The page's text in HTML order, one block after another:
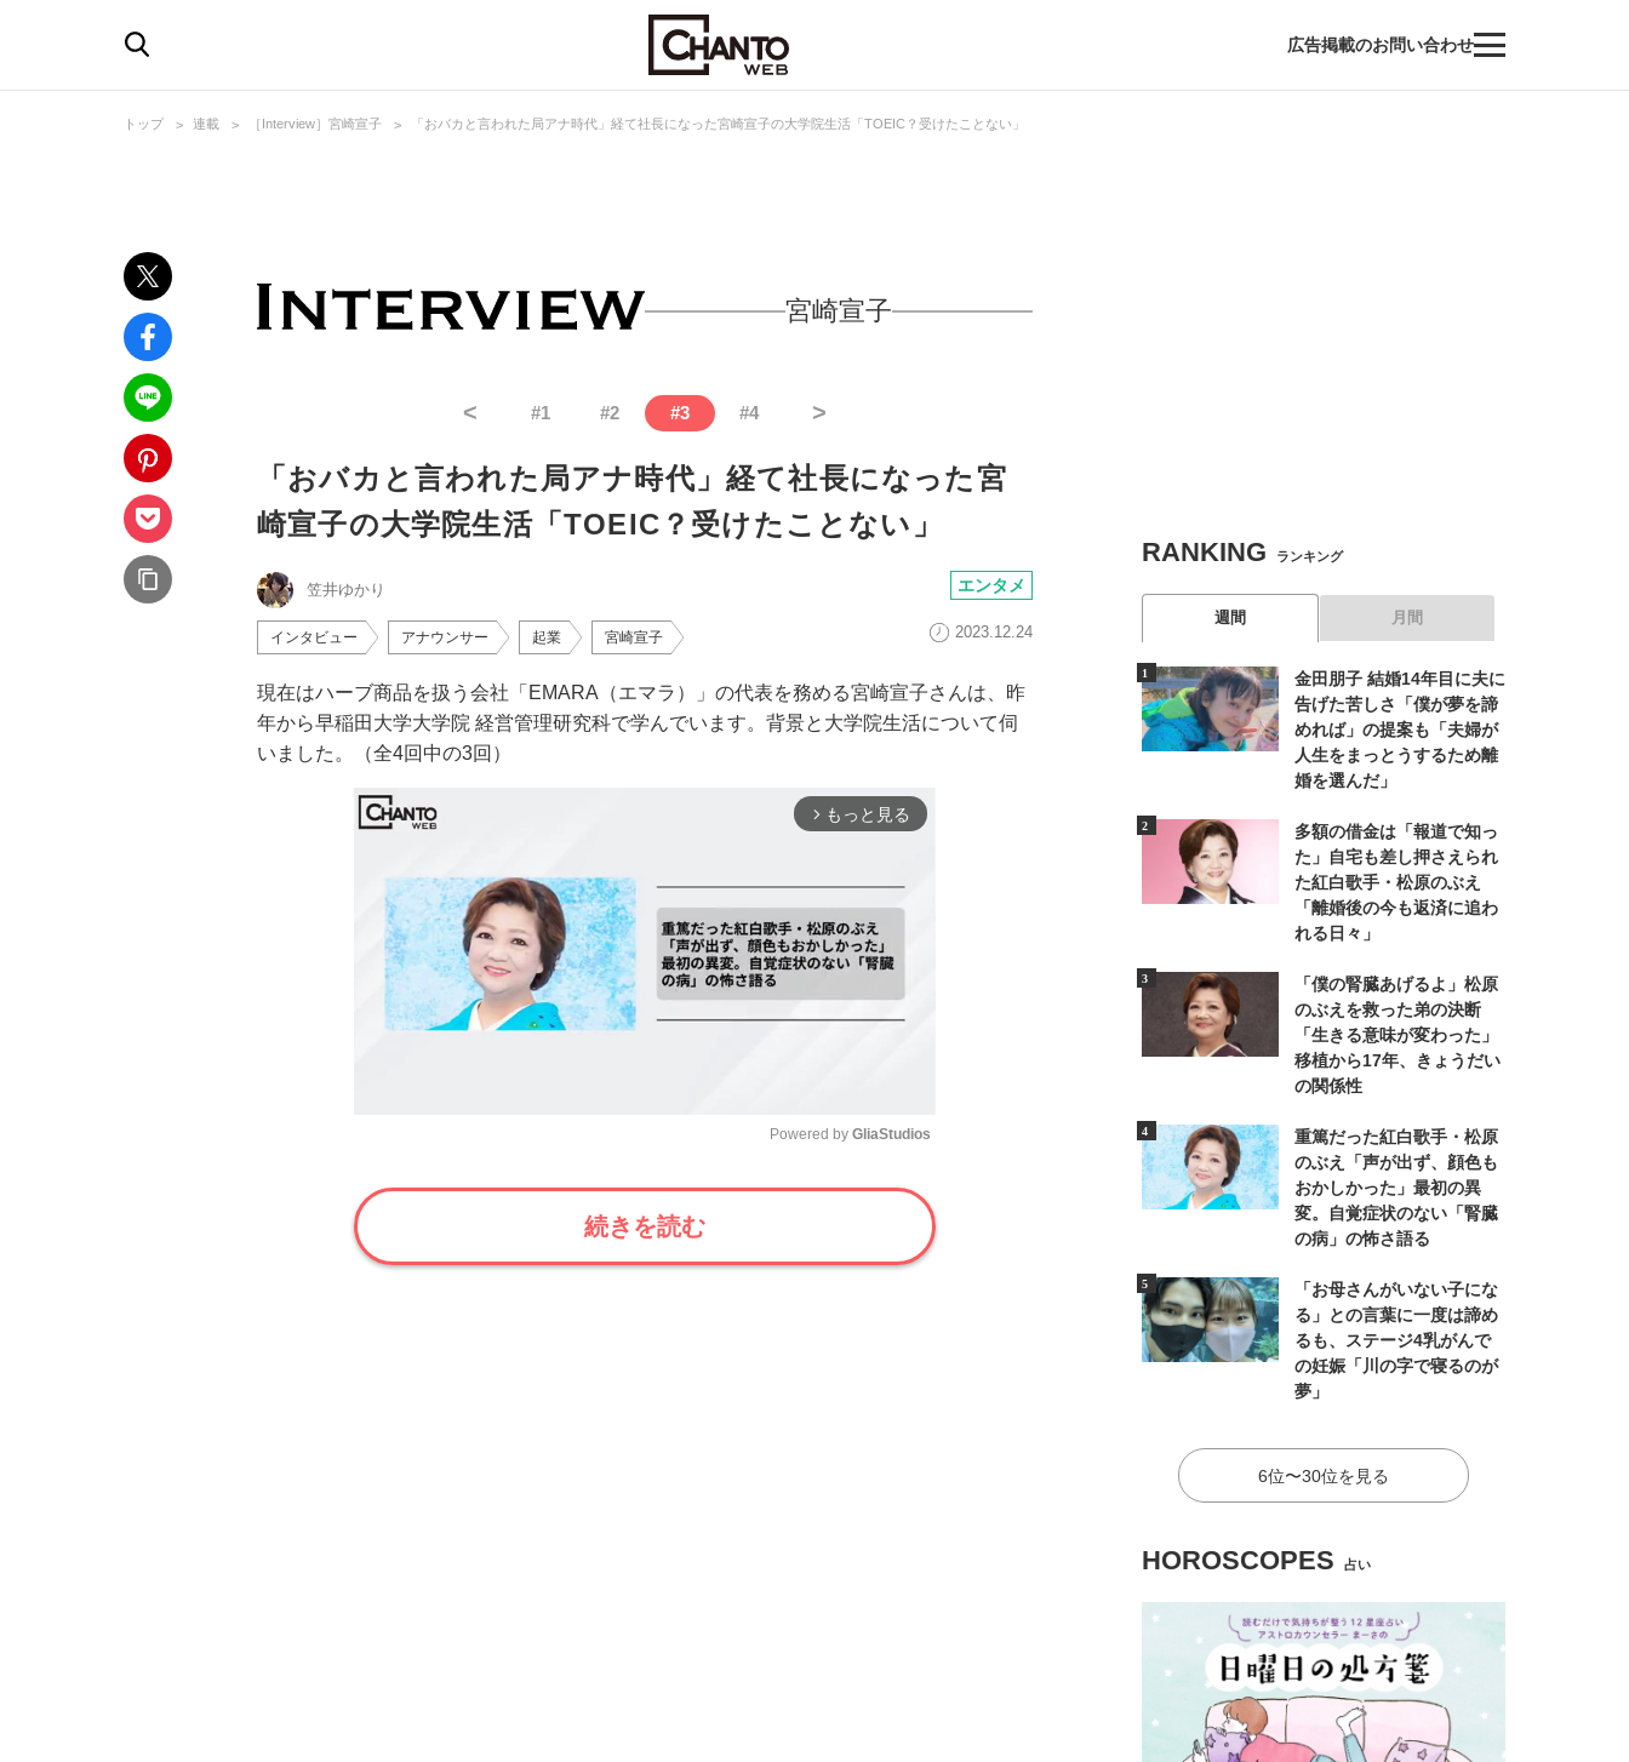
広告掲載のお問い合わせ
トップ 連載 ［Interview］宮崎宣子 「おバカと言われた局アナ時代」経て社長になった宮崎宣子の大学院生活「TOEIC？受けたことない」
宮崎宣子
< #1 #2 #3 #4 >
「おバカと言われた局アナ時代」経て社長になった宮
崎宣子の大学院生活「TOEIC？受けたことない」
笠井ゆかり エンタメ
インタビュー アナウンサー 起業 宮崎宣子 2023.12.24
現在はハーブ商品を扱う会社「EMARA（エマラ）」の代表を務める宮崎宣子さんは、昨
年から早稲田大学大学院 経営管理研究科で学んでいます。背景と大学院生活について伺
いました。（全4回中の3回）
arrow_forward_ios もっと見る
Powered by GliaStudios
続きを読む
RANKING ランキング
週間 月間
金田朋子 結婚14年目に夫に
告げた苦しさ「僕が夢を諦
めれば」の提案も「夫婦が
人生をまっとうするため離
婚を選んだ」
多額の借金は「報道で知っ
た」自宅も差し押さえられ
た紅白歌手・松原のぶえ
「離婚後の今も返済に追わ
れる日々」
「僕の腎臓あげるよ」松原
のぶえを救った弟の決断
「生きる意味が変わった」
移植から17年、きょうだい
の関係性
重篤だった紅白歌手・松原
のぶえ「声が出ず、顔色も
おかしかった」最初の異
変。自覚症状のない「腎臓
の病」の怖さ語る
「お母さんがいない子にな
る」との言葉に一度は諦め
るも、ステージ4乳がんで
の妊娠「川の字で寝るのが
夢」
6位〜30位を見る
HOROSCOPES 占い